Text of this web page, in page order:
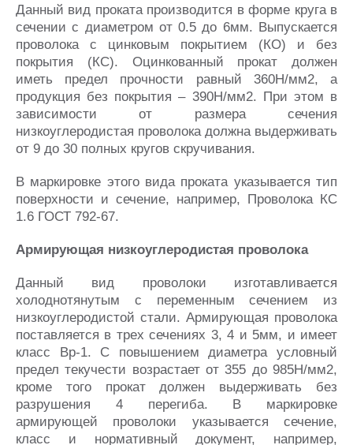
Данный вид проката производится в форме круга в
сечении с диаметром от 0.5 до 6мм. Выпускается
проволока с цинковым покрытием (КО) и без
покрытия (КС). Оцинкованный прокат должен
иметь предел прочности равный 360Н/мм2, а
продукция без покрытия – 390Н/мм2. При этом в
зависимости от размера сечения
низкоуглеродистая проволока должна выдерживать
от 9 до 30 полных кругов скручивания.
В маркировке этого вида проката указывается тип
поверхности и сечение, например, Проволока КС
1.6 ГОСТ 792-67.
Армирующая низкоуглеродистая проволока
Данный вид проволоки изготавливается
холоднотянутым с переменным сечением из
низкоуглеродистой стали. Армирующая проволока
поставляется в трех сечениях 3, 4 и 5мм, и имеет
класс Вр-1. С повышением диаметра условный
предел текучести возрастает от 355 до 985Н/мм2,
кроме того прокат должен выдерживать без
разрушения 4 перегиба. В маркировке
армирующей проволоки указывается сечение,
класс и нормативный документ, например,